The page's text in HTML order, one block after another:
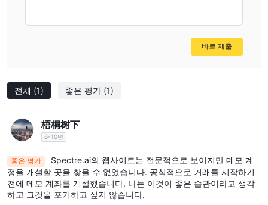
전체 (1) 좋은 평가 (1)
梧桐树下
6-10년
좋은 평가
Spectre.ai의 웹사이트는 전문적으로 보이지만 데모 계
정을 개설할 곳을 찾을 수 없었습니다. 공식적으로 거래를 시작하기
전에 데모 계좌를 개설했습니다. 나는 이것이 좋은 습관이라고 생각
하고 그것을 포기하고 싶지 않습니다.
바로 제출